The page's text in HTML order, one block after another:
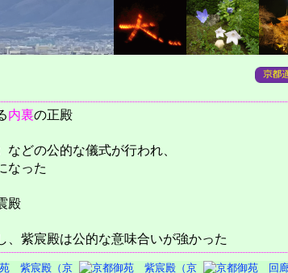
内裏の正殿
どの公的な儀式が行われ、
なった
殿
、紫宸殿は公的な意味合いが強かった